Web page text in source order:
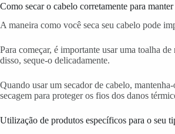
Como secar o cabelo corretamente para
A maneira como você seca seu cabelo pode
Para começar, é importante usar uma toalha
disso, seque-o delicadamente.
Quando usar um secador de cabelo,
secagem para proteger os fios dos danos
Utilização de produtos específicos para o seu